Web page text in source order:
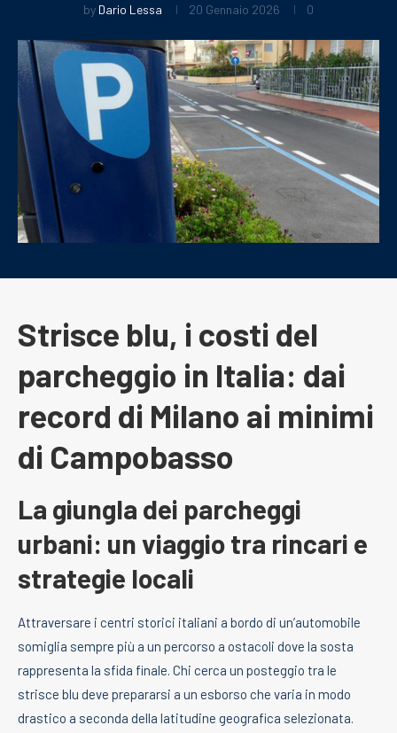
by Dario Lessa 20 Gennaio 2026 0
Strisce blu, i costi del
parcheggio in Italia: dai
record di Milano ai minimi
di Campobasso
La giungla dei parcheggi
urbani: un viaggio tra rincari e
strategie locali
Attraversare i centri storici italiani a bordo di un’automobile
somiglia sempre più a un percorso a ostacoli dove la sosta
rappresenta la sfida finale. Chi cerca un posteggio tra le
strisce blu deve prepararsi a un esborso che varia in modo
drastico a seconda della latitudine geografica selezionata.